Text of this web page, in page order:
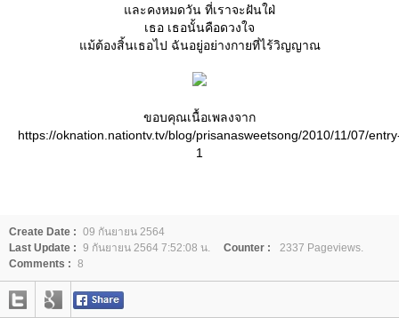
ละคงหมดวัน ที่เราจะฝันใฝ่
เธอ เธอนั้นคือดวงใจ
ม้ต้องสิ้นเธอไป ฉันอยู่อย่างกายที่ไร้วิญญาณ
ขอบคุณเนื้อเพลงจาก
https://oknation.nationtv.tv/blog/prisanasweetsong/2010/11/07/
1
Create Date : 09 กันยายน 2564
Last Update : 9 กันยายน 2564 7:52:08 น. Counter :
2337 Pageviews.
Comments : 8